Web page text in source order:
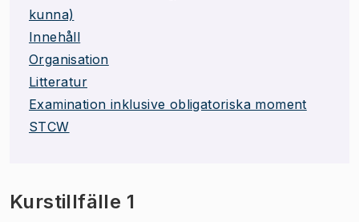
kunna)
Innehåll
Organisation
Litteratur
Examination inklusive obligatoriska moment
STCW
Kurstillfälle 1